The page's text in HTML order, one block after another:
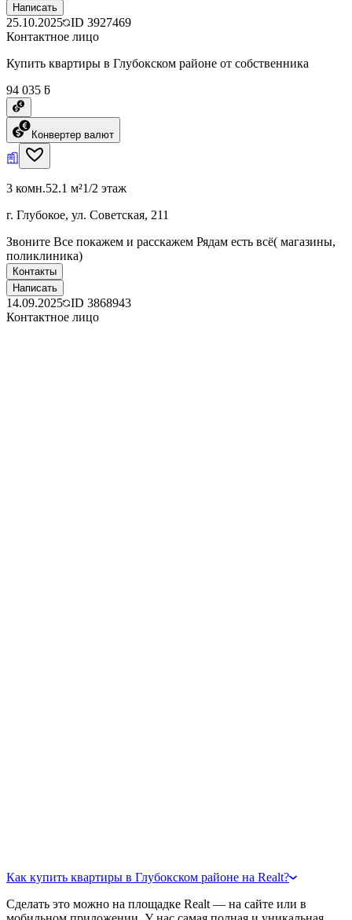
Написать
25.10.2025 ID 3927469
Контактное лицо
Купить квартиры в Глубокском районе от собственника
94 035 ƃ
Конвертер валют
3 комн.52.1 м²1/2 этаж
г. Глубокое, ул. Советская, 211
Звоните Все покажем и расскажем Рядам есть всё( магазины,
поликлиника)
Контакты
Написать
14.09.2025 ID 3868943
Контактное лицо
Как купить квартиры в Глубокском районе на Realt?
Сделать это можно на площадке Realt — на сайте или в